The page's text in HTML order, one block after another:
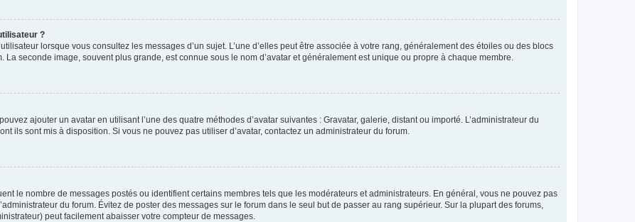
?
lorsque vous consultez les messages d’un sujet. L’une d’elles peut être associée à votre rang, généralement des étoiles ou des blocs
seconde image, souvent plus grande, est connue sous le nom d’avatar et généralement est unique ou propre à chaque membre.
ajouter un avatar en utilisant l’une des quatre méthodes d’avatar suivantes : Gravatar, galerie, distant ou importé. L’administrateur du
ils sont mis à disposition. Si vous ne pouvez pas utiliser d’avatar, contactez un administrateur du forum.
le nombre de messages postés ou identifient certains membres tels que les modérateurs et administrateurs. En général, vous ne pouvez pas
du forum. Évitez de poster des messages sur le forum dans le seul but de passer au rang supérieur. Sur la plupart des forums,
peut facilement abaisser votre compteur de messages.